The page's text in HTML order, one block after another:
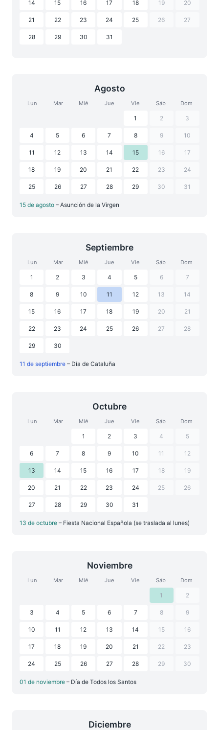
14 15 16 17 18 19 20
21 22 23 24 25 26 27
28 29 30 31
Agosto
Lun Mar Mié Jue Vie Sáb Dom
1 2 3
4 5 6 7 8 9 10
11 12 13 14 15 16 17
18 19 20 21 22 23 24
25 26 27 28 29 30 31
15 de agosto – Asunción de la Virgen
Septiembre
Lun Mar Mié Jue Vie Sáb Dom
1 2 3 4 5 6 7
8 9 10 11 12 13 14
15 16 17 18 19 20 21
22 23 24 25 26 27 28
29 30
11 de septiembre – Día de Cataluña
Octubre
Lun Mar Mié Jue Vie Sáb Dom
1 2 3 4 5
6 7 8 9 10 11 12
13 14 15 16 17 18 19
20 21 22 23 24 25 26
27 28 29 30 31
13 de octubre – Fiesta Nacional Española (se traslada al lunes)
Noviembre
Lun Mar Mié Jue Vie Sáb Dom
1 2
3 4 5 6 7 8 9
10 11 12 13 14 15 16
17 18 19 20 21 22 23
24 25 26 27 28 29 30
01 de noviembre – Día de Todos los Santos
Diciembre